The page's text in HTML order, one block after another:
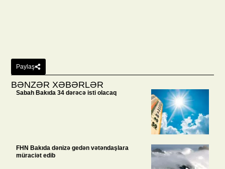
Paylaş
BƏNZƏR XƏBƏRLƏR
Sabah Bakıda 34 dərəcə isti olacaq
FHN Bakıda dənizə gedən vətəndaşlara
müraciət edib